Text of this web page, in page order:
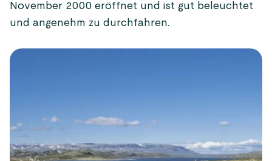
November 2000 eröffnet und ist gut beleuchtet
und angenehm zu durchfahren.